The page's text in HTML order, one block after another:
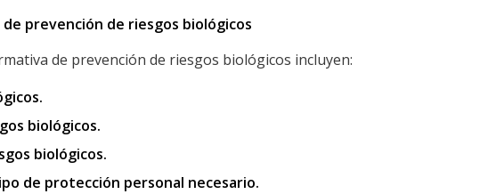
prevención de riesgos biológicos
de prevención de riesgos biológicos incluyen:
biológicos.
biológicos.
de protección personal necesario.